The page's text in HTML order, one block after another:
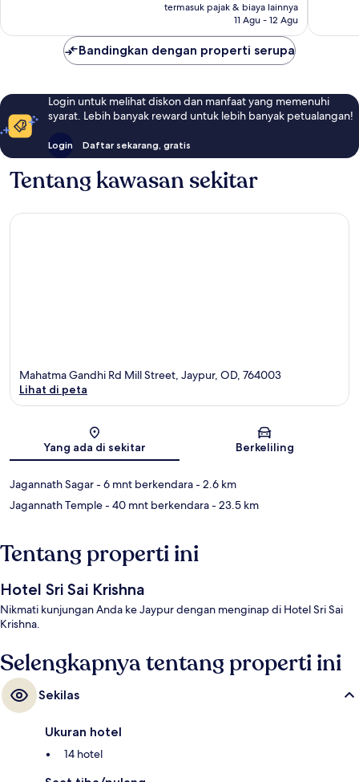
Rp422.783
termasuk pajak & biaya lainnya
11 Agu - 12 Agu
Bandingkan dengan properti serupa
Login untuk melihat diskon dan manfaat yang memenuhi
syarat. Lebih banyak reward untuk lebih banyak petualangan!
Login Daftar sekarang, gratis
Tentang kawasan sekitar
Mahatma Gandhi Rd Mill Street, Jaypur, OD, 764003
Lihat di peta
Yang ada di sekitar Berkeliling
Jagannath Sagar- 6 mnt berkendara- 2.6 km
Jagannath Temple- 40 mnt berkendara- 23.5 km
Tentang properti ini
Hotel Sri Sai Krishna
Nikmati kunjungan Anda ke Jaypur dengan menginap di Hotel Sri Sai
Krishna.
Selengkapnya tentang properti ini
Sekilas
Ukuran hotel
14 hotel